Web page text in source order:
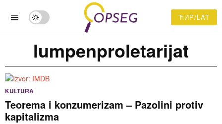
ЋИР/LAT
lumpenproletarijat
KULTURA
Teorema i konzumerizam – Pazolini protiv
kapitalizma